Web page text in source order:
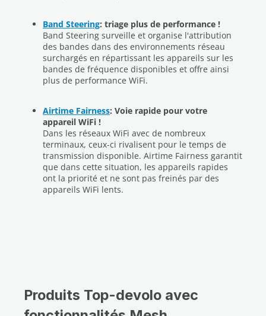
Band Steering: triage plus de performance !
Band Steering surveille et organise l'attribution
des bandes dans des environnements réseau
surchargés en répartissant les appareils sur les
bandes de fréquence disponibles et offre ainsi
plus de performance WiFi.
Airtime Fairness: Voie rapide pour votre
appareil WiFi !
Dans les réseaux WiFi avec de nombreux
terminaux, ceux-ci rivalisent pour le temps de
transmission disponible. Airtime Fairness garantit
que dans cette situation, les appareils rapides
ont la priorité et ne sont pas freinés par des
appareils WiFi lents.
Produits Top-devolo avec